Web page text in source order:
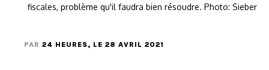
fiscales, problème qu'il faudra bien résoudre. Photo: Sieber
PAR 24 HEURES, LE 28 AVRIL 2021